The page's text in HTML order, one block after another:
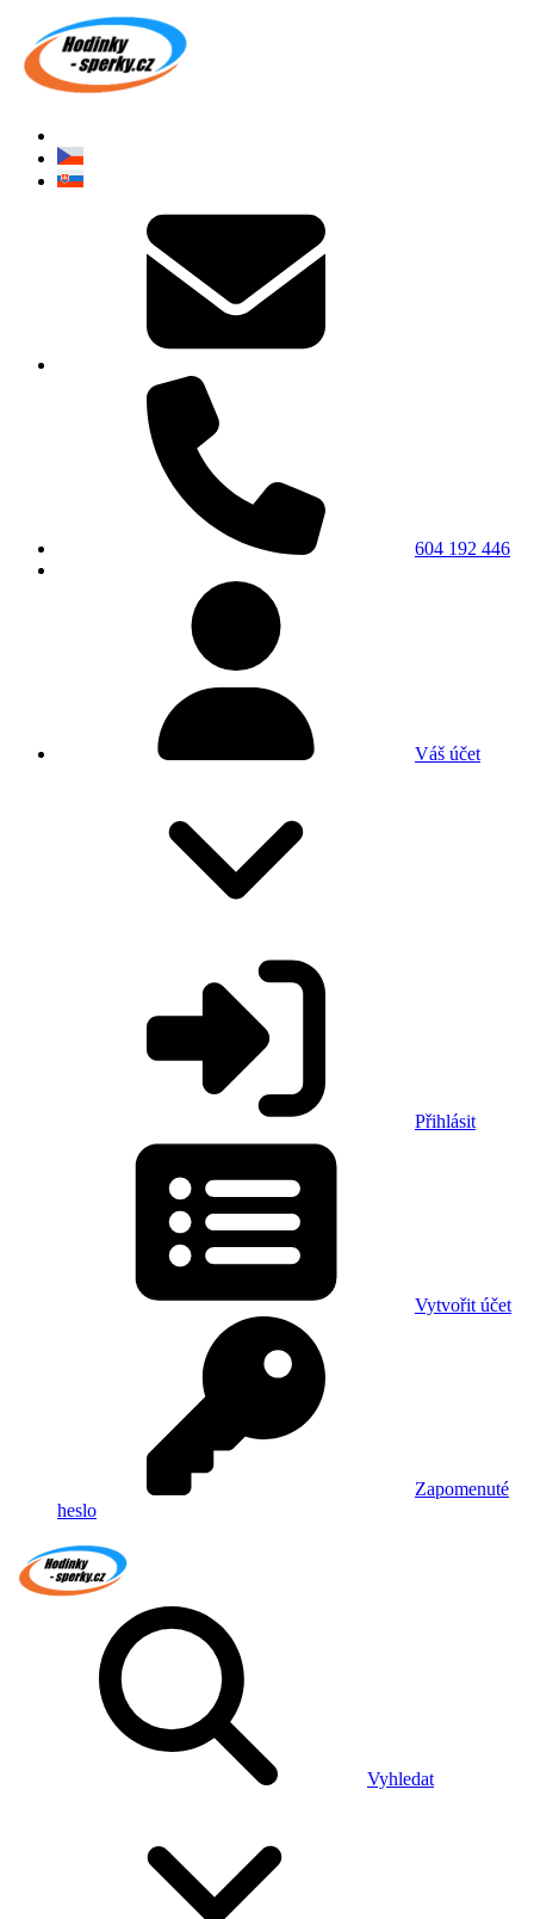
604 192 446
Váš účet
Přihlásit
Vytvořit účet
Zapomenuté
heslo
Vyhledat